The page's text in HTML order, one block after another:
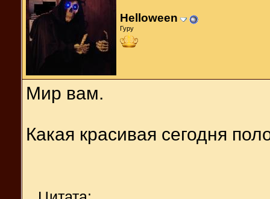
Helloween
Гуру
Мир вам.
Какая красивая сегодня